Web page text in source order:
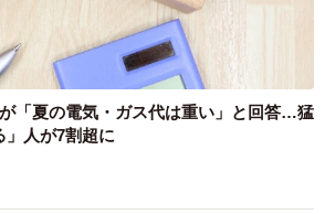
「夏の電気・ガス代は重い」と回答…猛
」人が7割超に